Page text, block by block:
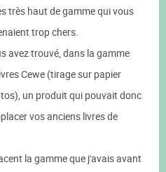
très haut de gamme qui vous
trop chers.
avez trouvé, dans la gamme
Cewe (tirage sur papier
un produit qui pouvait donc
vos anciens livres de
la gamme que j'avais avant